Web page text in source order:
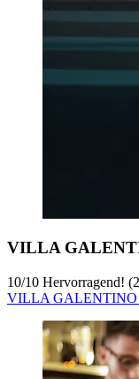
VILLA
10/10 Hervorragend!
VILLA GALENTINO